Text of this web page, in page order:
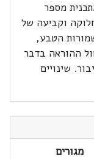
מספר
וקביעה של
הטבע,
ההוראה בדבר
שינויים
מגורים